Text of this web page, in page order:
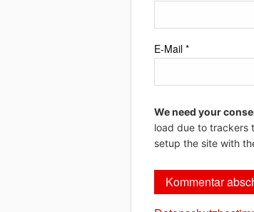
E-Mail *
We need your
load due to trackers
setup the site with